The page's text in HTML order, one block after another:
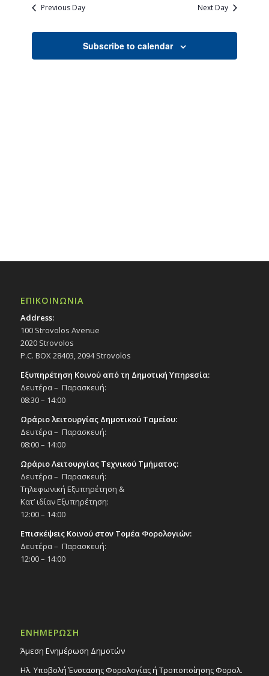
Previous Day
Next Day
Subscribe to calendar
ΕΠΙΚΟΙΝΩΝΙΑ
Address:
100 Strovolos Avenue
2020 Strovolos
P.C. BOX 28403, 2094 Strovolos
Εξυπηρέτηση Κοινού από τη Δημοτική Υπηρεσία:
Δευτέρα – Παρασκευή:
08:30 – 14:00
Ωράριο λειτουργίας Δημοτικού Ταμείου:
Δευτέρα – Παρασκευή:
08:00 – 14:00
Ωράριο Λειτουργίας Τεχνικού Τμήματος:
Δευτέρα – Παρασκευή:
Τηλεφωνική Εξυπηρέτηση &
Κατ’ ιδίαν Εξυπηρέτηση:
12:00 – 14:00
Επισκέψεις Κοινού στον Τομέα Φορολογιών:
Δευτέρα – Παρασκευή:
12:00 – 14:00
ΕΝΗΜΕΡΩΣΗ
Άμεση Ενημέρωση Δημοτών
Ηλ. Υποβολή Ένστασης Φορολογίας ή Τροποποίησης Φορολ.